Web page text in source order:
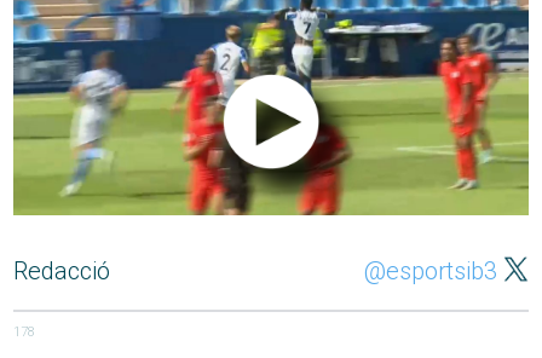
Redacció @esportsib3
178